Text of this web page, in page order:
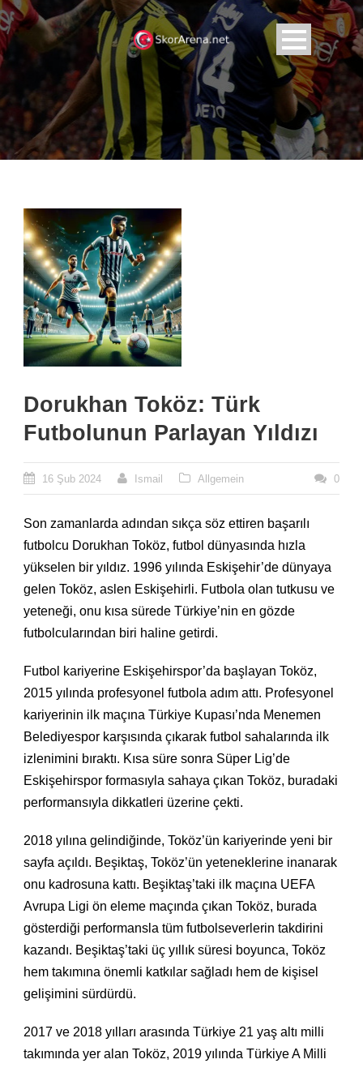
Dorukhan Toköz: Türk
Futbolunun Parlayan Yıldızı
16 Şub 2024 Ismail Allgemein 0
Son zamanlarda adından sıkça söz ettiren başarılı
futbolcu Dorukhan Toköz, futbol dünyasında hızla
yükselen bir yıldız. 1996 yılında Eskişehir’de dünyaya
gelen Toköz, aslen Eskişehirli. Futbola olan tutkusu ve
yeteneği, onu kısa sürede Türkiye’nin en gözde
futbolcularından biri haline getirdi.
Futbol kariyerine Eskişehirspor’da başlayan Toköz,
2015 yılında profesyonel futbola adım attı. Profesyonel
kariyerinin ilk maçına Türkiye Kupası’nda Menemen
Belediyespor karşısında çıkarak futbol sahalarında ilk
izlenimini bıraktı. Kısa süre sonra Süper Lig’de
Eskişehirspor formasıyla sahaya çıkan Toköz, buradaki
performansıyla dikkatleri üzerine çekti.
2018 yılına gelindiğinde, Toköz’ün kariyerinde yeni bir
sayfa açıldı. Beşiktaş, Toköz’ün yeteneklerine inanarak
onu kadrosuna kattı. Beşiktaş’taki ilk maçına UEFA
Avrupa Ligi ön eleme maçında çıkan Toköz, burada
gösterdiği performansla tüm futbolseverlerin takdirini
kazandı. Beşiktaş’taki üç yıllık süresi boyunca, Toköz
hem takımına önemli katkılar sağladı hem de kişisel
gelişimini sürdürdü.
2017 ve 2018 yılları arasında Türkiye 21 yaş altı milli
takımında yer alan Toköz, 2019 yılında Türkiye A Milli